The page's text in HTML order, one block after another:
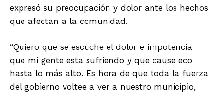
expresó su preocupación y dolor ante los hechos
que afectan a la comunidad.
“Quiero que se escuche el dolor e impotencia
que mi gente esta sufriendo y que cause eco
hasta lo más alto. Es hora de que toda la fuerza
del gobierno voltee a ver a nuestro municipio,